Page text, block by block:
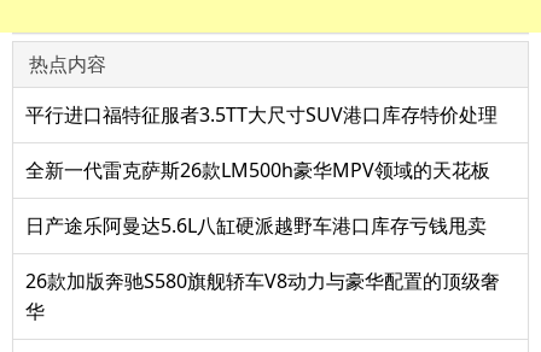
热点内容
平行进口福特征服者3.5TT大尺寸SUV港口库存特价处理
全新一代雷克萨斯26款LM500h豪华MPV领域的天花板
日产途乐阿曼达5.6L八缸硬派越野车港口库存亏钱甩卖
26款加版奔驰S580旗舰轿车V8动力与豪华配置的顶级奢
华